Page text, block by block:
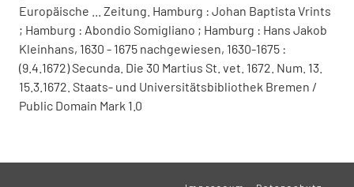
Europäische ... Zeitung. Hamburg : Johan Baptista Vrints
; Hamburg : Abondio Somigliano ; Hamburg : Hans Jakob
Kleinhans, 1630 - 1675 nachgewiesen, 1630-1675 :
(9.4.1672) Secunda. Die 30 Martius St. vet. 1672. Num. 13.
15.3.1672. Staats- und Universitätsbibliothek Bremen /
Public Domain Mark 1.0